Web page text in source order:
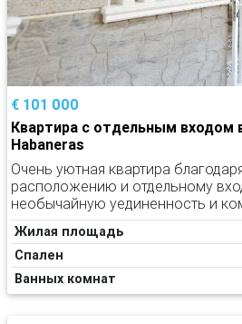
€ 101 000
Квартира с отдельным входом
Habaneras
Очень уютная квартира
расположению и отдельному
необычайную уединенность и
Жилая площадь
Спален
Ванных комнат